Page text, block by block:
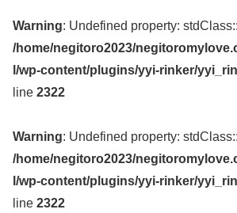
Warning: Undefined property:
/home/negitoro2023/
l/wp-content/plugins/yyi-rinker/
line 2322
Warning: Undefined property:
/home/negitoro2023/
l/wp-content/plugins/yyi-rinker/
line 2322